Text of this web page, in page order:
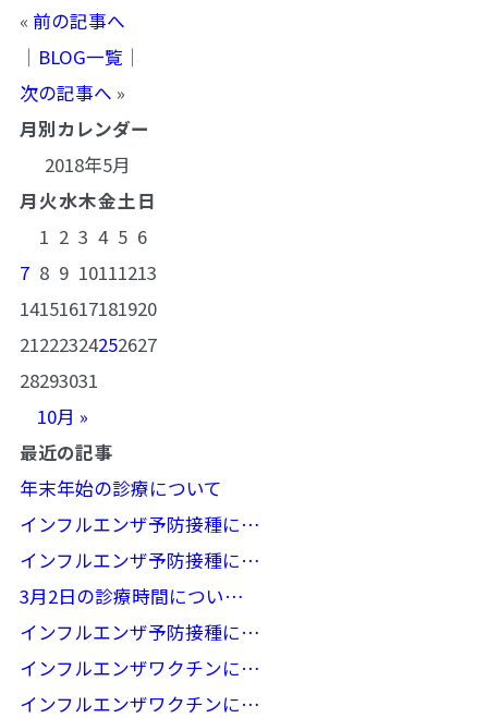
« 前の記事へ
│ BLOG一覧 │
次の記事へ »
月別カレンダー
2018年5月
月火水木金土日
1 2 3 4 5 6
7 8 9 10111213
14151617181920
21222324252627
28293031
10月 »
最近の記事
年末年始の診療について
インフルエンザ予防接種に…
インフルエンザ予防接種に…
3月2日の診療時間につい…
インフルエンザ予防接種に…
インフルエンザワクチンに…
インフルエンザワクチンに…